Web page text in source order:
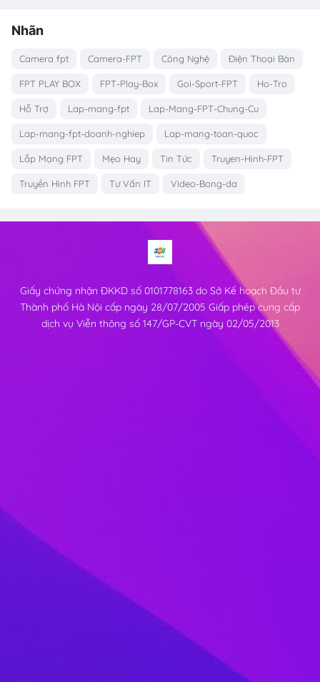
Nhãn
Camera fpt Camera-FPT Công Nghệ Điện Thoại Bàn
FPT PLAY BOX FPT-Play-Box Goi-Sport-FPT Ho-Tro
Hỗ Trợ Lap-mang-fpt Lap-Mang-FPT-Chung-Cu
Lap-mang-fpt-doanh-nghiep Lap-mang-toan-quoc
Lắp Mạng FPT Mẹo Hay Tin Tức Truyen-Hinh-FPT
Truyền Hình FPT Tư Vấn IT Video-Bong-da
Giấy chứng nhận ĐKKD số 0101778163 do Sở Kế hoạch Đầu tư
Thành phố Hà Nội cấp ngày 28/07/2005 Giấp phép cung cấp
dịch vụ Viễn thông số 147/GP-CVT ngày 02/05/2013